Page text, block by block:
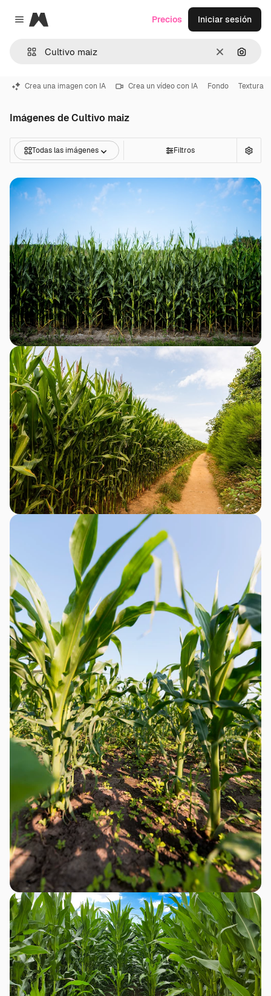
Close menu
Magnific
Borrar
Precios Iniciar sesión
Crea una imagen con IA Crea un vídeo con IA Fondo Textura
Imágenes de Cultivo maiz
Todas las imágenes Filtros